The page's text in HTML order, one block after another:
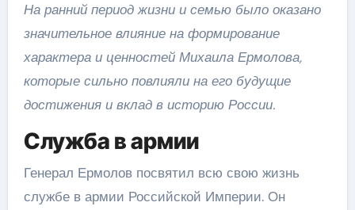
На ранний период жизни и семью было оказано
значительное влияние на формирование
характера и ценностей Михаила Ермолова,
которые сильно повлияли на его будущие
достижения и вклад в историю России.
Служба в армии
Генерал Ермолов посвятил всю свою жизнь
службе в армии Российской Империи. Он